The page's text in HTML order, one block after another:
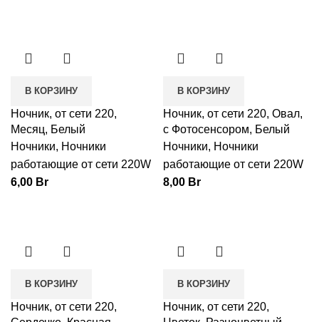
В КОРЗИНУ
Ночник, от сети 220,
Месяц, Белый
Ночники, Ночники
работающие от сети 220W
6,00 Br
В КОРЗИНУ
Ночник, от сети 220, Овал,
с Фотосенсором, Белый
Ночники, Ночники
работающие от сети 220W
8,00 Br
В КОРЗИНУ
Ночник, от сети 220,
В КОРЗИНУ
Ночник, от сети 220,